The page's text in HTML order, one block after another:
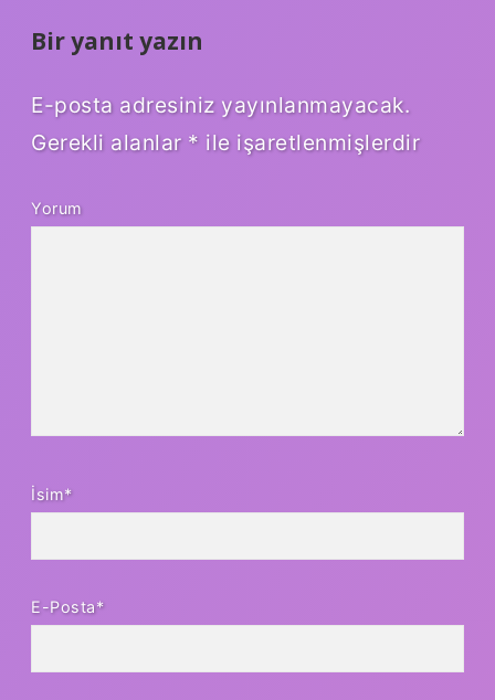
Bir yanıt yazın
E-posta adresiniz yayınlanmayacak.
Gerekli alanlar * ile işaretlenmişlerdir
Yorum
İsim*
E-Posta*